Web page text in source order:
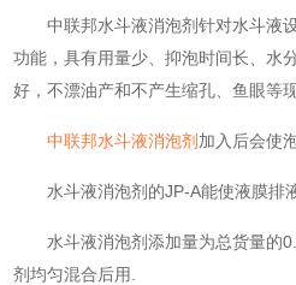
中联邦水斗液消泡剂针对水斗液设
功能，具有用量少、抑泡时间长、水
好，不漂油产和不产生缩孔、鱼眼等
中联邦水斗液消泡剂 加入后会使
水斗液消泡剂的JP-A能使液膜排
水斗液消泡剂添加量为总货量的
剂均匀混合后用.